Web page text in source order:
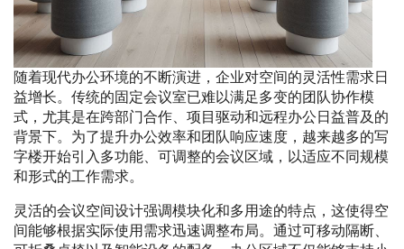
随着现代办公环境的不断演进，企业对空间的灵活性需求日
益增长。传统的固定会议室已难以满足多变的团队协作模
式，尤其是在跨部门合作、项目驱动和远程办公日益普及的
背景下。为了提升办公效率和团队响应速度，越来越多的写
字楼开始引入多功能、可调整的会议区域，以适应不同规模
和形式的工作需求。
灵活的会议空间设计强调模块化和多用途的特点，这使得空
间能够根据实际使用需求迅速调整布局。通过可移动隔断、